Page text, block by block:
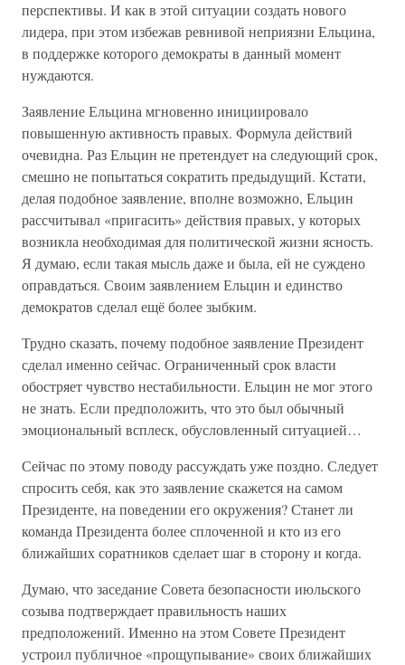
перспективы. И как в этой ситуации создать нового
лидера, при этом избежав ревнивой неприязни Ельцина,
в поддержке которого демократы в данный момент
нуждаются.
Заявление Ельцина мгновенно инициировало
повышенную активность правых. Формула действий
очевидна. Раз Ельцин не претендует на следующий срок,
смешно не попытаться сократить предыдущий. Кстати,
делая подобное заявление, вполне возможно, Ельцин
рассчитывал «пригасить» действия правых, у которых
возникла необходимая для политической жизни ясность.
Я думаю, если такая мысль даже и была, ей не суждено
оправдаться. Своим заявлением Ельцин и единство
демократов сделал ещё более зыбким.
Трудно сказать, почему подобное заявление Президент
сделал именно сейчас. Ограниченный срок власти
обостряет чувство нестабильности. Ельцин не мог этого
не знать. Если предположить, что это был обычный
эмоциональный всплеск, обусловленный ситуацией…
Сейчас по этому поводу рассуждать уже поздно. Следует
спросить себя, как это заявление скажется на самом
Президенте, на поведении его окружения? Станет ли
команда Президента более сплоченной и кто из его
ближайших соратников сделает шаг в сторону и когда.
Думаю, что заседание Совета безопасности июльского
созыва подтверждает правильность наших
предположений. Именно на этом Совете Президент
устроил публичное «прощупывание» своих ближайших